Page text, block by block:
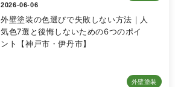
2026-06-06
外壁塗装の色選びで失敗しない方法｜人
気色7選と後悔しないための6つのポイ
ント【神戸市・伊丹市】
外壁塗装